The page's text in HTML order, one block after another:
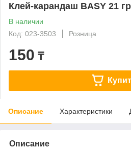
Клей-карандаш BASY 21
В наличии
Код: 023-3503
Розница
150 ₸
Описание Характеристики
Описание